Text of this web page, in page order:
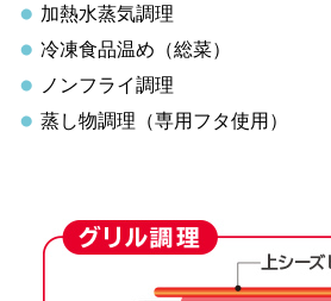
加熱水蒸気調理
冷凍食品温め（総菜）
ノンフライ調理
蒸し物調理（専用フタ使用）